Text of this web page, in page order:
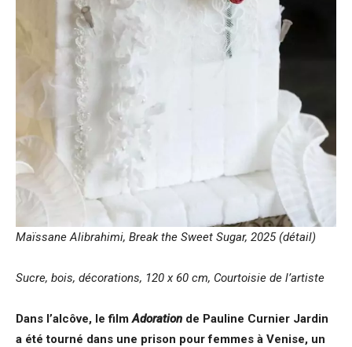
Maïssane Alibrahimi, Break the Sweet Sugar, 2025 (détail)
Sucre, bois, décorations, 120 x 60 cm, Courtoisie de l’artiste
Dans l’alcôve, le filmAdoration de Pauline Curnier Jardin
a été tourné dans une prison pour femmes à Venise, un